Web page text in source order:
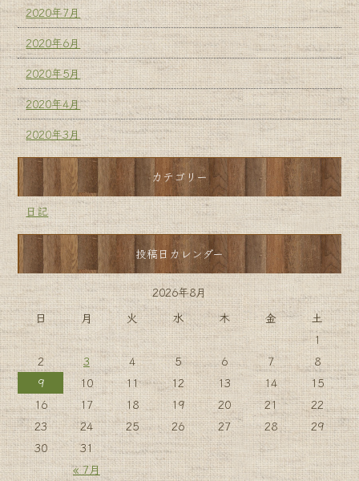
2020年7月
2020年6月
2020年5月
2020年4月
2020年3月
カテゴリー
日記
投稿日カレンダー
2026年8月
日
月 火 水 木 金 土
« 7月
1
2
3 4 5 6 7
8
9
10 11 12 13 14
15
16
17 18 19 20 21
22
23
24 25 26 27 28
29
30
31